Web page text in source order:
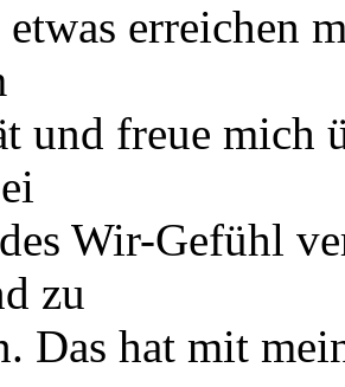
erreichen
und freue mich
Wir-Gefühl
zu
Das hat mit